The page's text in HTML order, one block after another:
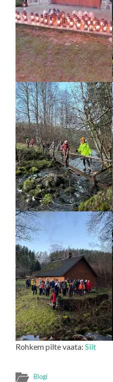
Rohkem pilte vaata:Siit
Blogi